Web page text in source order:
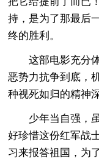
持，是为了那最后
终的胜利。
这部电影充分
恶势力抗争到底，
种视死如归的精神
少年当自强，
好珍惜这份红军战
习来报答祖国，为